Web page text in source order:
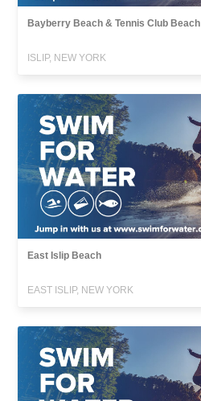
Bayberry Beach & Tennis Club Beach
ISLIP, NEW YORK
East Islip Beach
EAST ISLIP, NEW YORK